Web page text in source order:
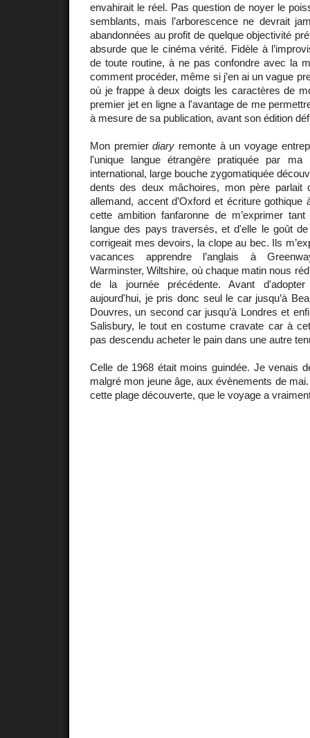
envahirait le réel. Pas question de noyer le
semblants, mais l’arborescence ne devrait
abandonnées au profit de quelque objectivité
absurde que le cinéma vérité. Fidèle à
de toute routine, à ne pas confondre avec la
comment procéder, même si j’en ai un vague
où je frappe à deux doigts les caractères de
premier jet en ligne a l'avantage de me
à mesure de sa publication, avant son édition
Mon premierdiary remonte à un voyage
l'unique langue étrangère pratiquée par
international, large bouche zygomatiquée
dents des deux mâchoires, mon père parlait
allemand, accent d’Oxford et écriture
cette ambition fanfaronne de m’exprimer
langue des pays traversés, et d'elle le goût
corrigeait mes devoirs, la clope au bec. Ils
vacances apprendre l’anglais à
Warminster, Wiltshire, où chaque matin nous
de la journée précédente. Avant
aujourd'hui, je pris donc seul le car jusqu’à
Douvres, un second car jusqu’à Londres et
Salisbury, le tout en costume cravate car à
pas descendu acheter le pain dans une autre
Celle de 1968 était moins guindée. Je venais
malgré mon jeune âge, aux évènements de
cette plage découverte, que le voyage a